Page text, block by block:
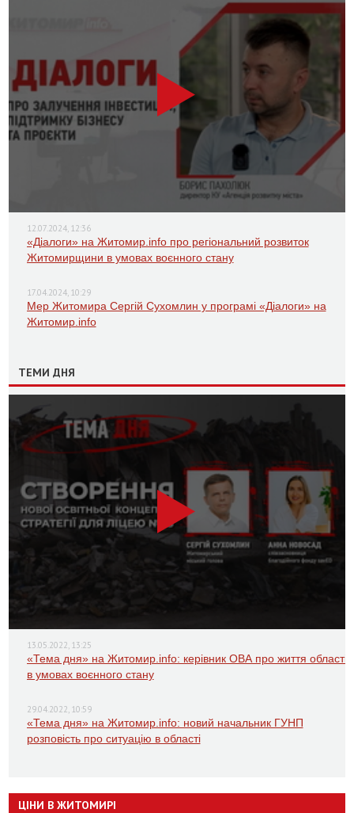
12.07.2024, 12:36
«Діалоги» на Житомир.info про регіональний розвиток
Житомирщини в умовах воєнного стану
17.04.2024, 10:29
Мер Житомира Сергій Сухомлин у програмі «Діалоги» на
Житомир.info
ТЕМИ ДНЯ
13.05.2022, 13:25
«Тема дня» на Житомир.info: керівник ОВА про життя області
в умовах воєнного стану
29.04.2022, 10:59
«Тема дня» на Житомир.info: новий начальник ГУНП
розповість про ситуацію в області
ЦІНИ В ЖИТОМИРІ